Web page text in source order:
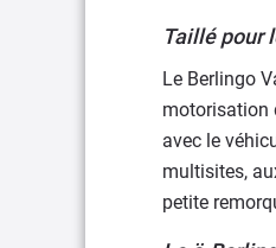
Taillé pour
Le Berlingo
motorisation
avec le
multisites,
petite